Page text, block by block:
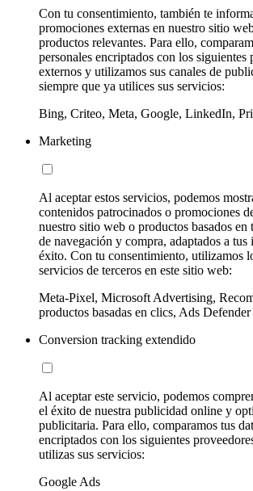
Con tu consentimiento, también te
promociones externas en nuestro sitio
productos relevantes. Para ello,
personales encriptados con los siguientes
externos y utilizamos sus canales de
siempre que ya utilices sus servicios:
Bing, Criteo, Meta, Google, LinkedIn,
Marketing
Al aceptar estos servicios, podemos
contenidos patrocinados o promociones
nuestro sitio web o productos basados
de navegación y compra, adaptados a tus
éxito. Con tu consentimiento, utilizamos
servicios de terceros en este sitio web:
Meta-Pixel, Microsoft Advertising,
productos basadas en clics, Ads Defender
Conversion tracking extendido
Al aceptar este servicio, podemos
el éxito de nuestra publicidad online y
publicitaria. Para ello, comparamos tus
encriptados con los siguientes
utilizas sus servicios:
Google Ads